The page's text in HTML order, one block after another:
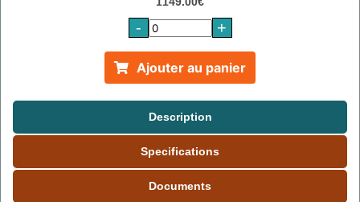
- +
Ajouter au panier
Description
Specifications
Documents